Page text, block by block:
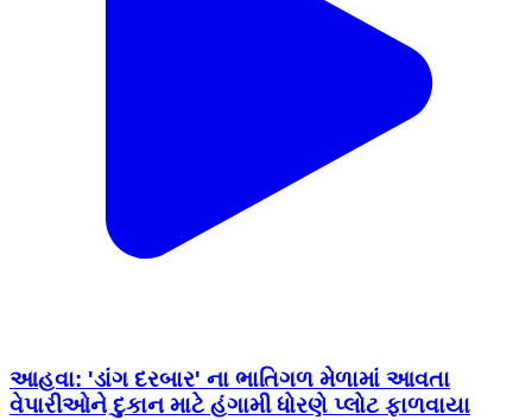
આહવા: 'ડાંગ દરબાર' ના ભાતિગળ મેળામાં આવતા
વેપારીઓને દુકાન માટે હંગામી ધોરણે પ્લોટ ફાળવાયા